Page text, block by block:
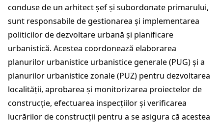
conduse de un arhitect șef și subordonate primarului,
sunt responsabile de gestionarea și implementarea
politicilor de dezvoltare urbană și planificare
urbanistică. Acestea coordonează elaborarea
planurilor urbanistice urbanistice generale (PUG) și a
planurilor urbanistice zonale (PUZ) pentru dezvoltarea
localității, aprobarea și monitorizarea proiectelor de
construcție, efectuarea inspecțiilor și verificarea
lucrărilor de construcții pentru a se asigura că acestea